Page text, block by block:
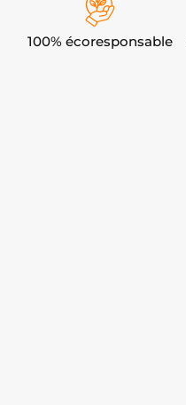
100% écoresponsable